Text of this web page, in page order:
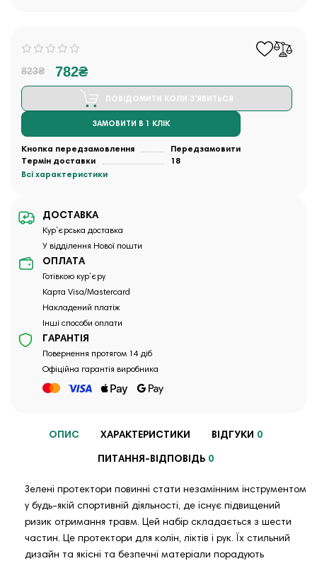
823₴ 782₴
ПОВІДОМИТИ КОЛИ З'ЯВИТЬСЯ
ЗАМОВИТИ В 1 КЛІК
Кнопка передзамовлення
Передзамовити
Термін доставки
18
Всі характеристики
ДОСТАВКА
Кур`єрська доставка
У відділення Нової пошти
ОПЛАТА
Готівкою кур`єру
Карта Visa/Mastercard
Накладений платіж
Інші способи оплати
ГАРАНТІЯ
Повернення протягом 14 діб
Офіційна гарантія виробника
ОПИС ХАРАКТЕРИСТИКИ ВІДГУКИ 0
ПИТАННЯ-ВІДПОВІДЬ 0
Зелені протектори повинні стати незамінним інструментом
у будь-якій спортивній діяльності, де існує підвищений
ризик отримання травм. Цей набір складається з шести
частин. Це протектори для колін, ліктів і рук. Їх стильний
дизайн та якісні та безпечні матеріали порадують